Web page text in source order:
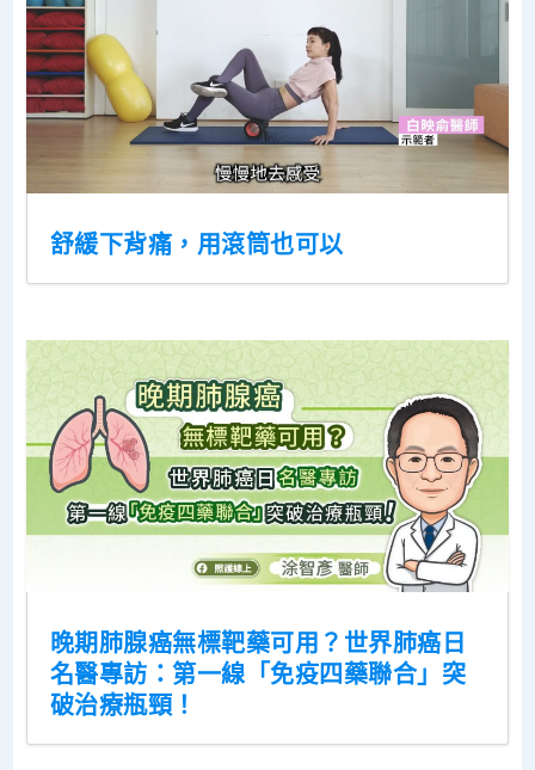
舒緩下背痛，用滾筒也可以
晚期肺腺癌無標靶藥可用？世界肺癌日
名醫專訪：第一線「免疫四藥聯合」突
破治療瓶頸！